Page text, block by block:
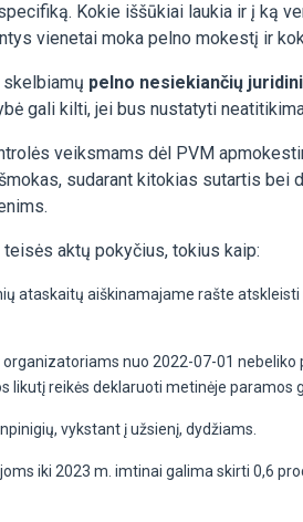
Kokie iššūkiai laukia ir į ką
vienetai moka pelno mokestį ir
pelno nesiekiančių
gali kilti, jei bus nustatyti
veiksmams dėl PVM
sudarant kitokias sutartis bei
aktų pokyčius, tokius kaip:
ataskaitų aiškinamajame rašte
nuo 2022-07-01
likutį reikės deklaruoti metinėje paramos
vykstant į užsienį, dydžiams.
iki 2023 m. imtinai galima skirti 0,6